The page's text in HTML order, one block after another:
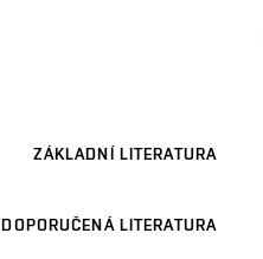
ZÁKLADNÍ LITERATURA
DOPORUČENÁ LITERATURA